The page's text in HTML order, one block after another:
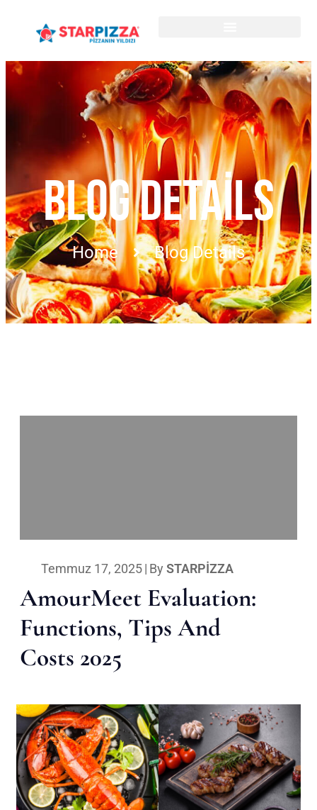
BLOG DETAILS
Home Blog Details
Temmuz 17, 2025| By STARPIZZA
AmourMeet Evaluation:
Functions, Tips And
Costs 2025